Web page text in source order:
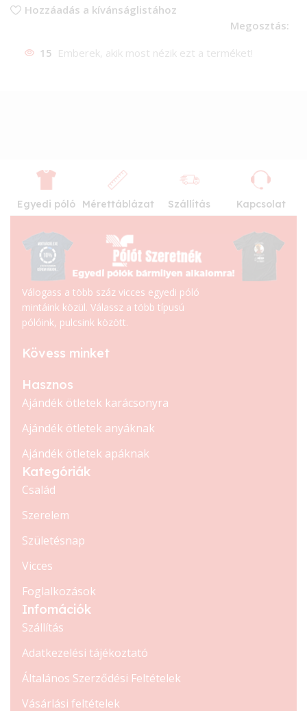
Hozzáadás a kívánságlistához
Megosztás:
15 Emberek, akik most nézik ezt a terméket!
Egyedi póló Mérettáblázat Szállítás Kapcsolat
Válogass a több száz vicces egyedi póló
mintáink közül. Válassz a több típusú
pólóink, pulcsink között.
Kövess minket
Hasznos
Ajándék ötletek karácsonyra
Ajándék ötletek anyáknak
Ajándék ötletek apáknak
Kategóriák
Család
Szerelem
Születésnap
Vicces
Foglalkozások
Infomációk
Szállítás
Adatkezelési tájékoztató
Általános Szerződési Feltételek
Vásárlási feltételek